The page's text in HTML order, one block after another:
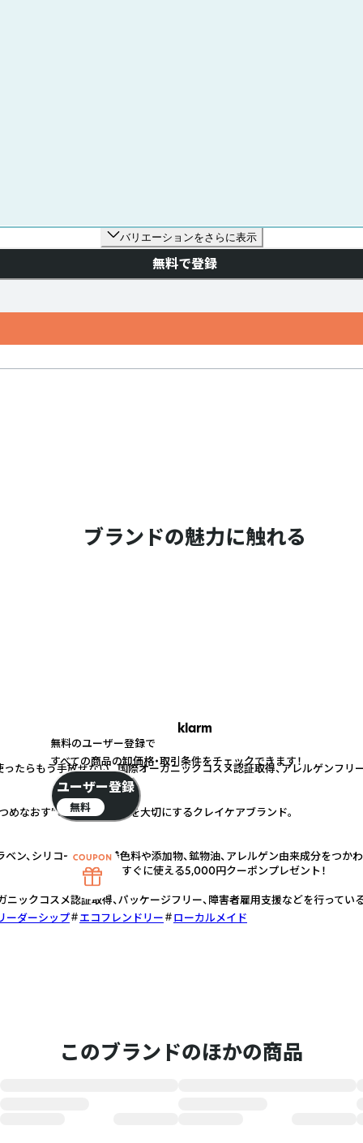
バリエーションをさらに表示
無料で登録
ブランドの魅力に触れる
klarm
たらもう手放せない。 国際オーガニックコスメ認証取得、アレルゲンフリ
めなおす”というマインドを大切にするクレイケアブランド。
ン、シリコーン、合成着色料や添加物、鉱物油、アレルゲン由来成分をつか
ックコスメ認証取得、パッケージフリー、障害者雇用支援などを行ってい
ーダーシップ
エコフレンドリー ローカルメイド
このブランドのほかの商品
無料のユーザー登録で
すべての商品の卸価格・取引条件をチェックできます！
ユーザー登録
無料
すぐに使える5,000円クーポンプレゼント！